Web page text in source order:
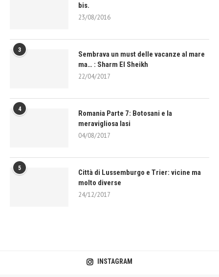
bis.
23/08/2016
3
Sembrava un must delle vacanze al mare
ma… : Sharm El Sheikh
22/04/2017
4
Romania Parte 7: Botosani e la
meravigliosa Iasi
04/08/2017
5
Città di Lussemburgo e Trier: vicine ma
molto diverse
24/12/2017
INSTAGRAM